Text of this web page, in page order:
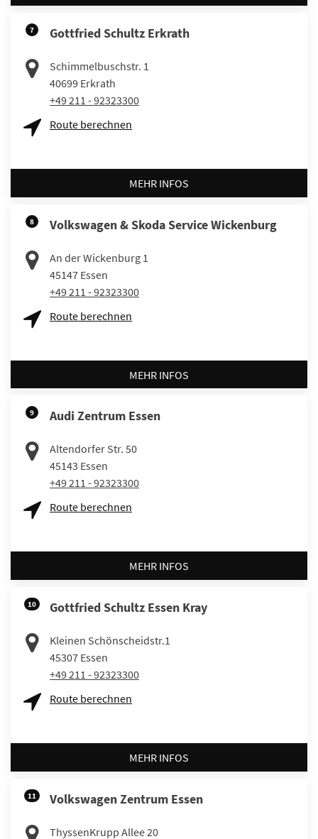
7 Gottfried Schultz Erkrath
Schimmelbuschstr. 1
40699 Erkrath
+49 211 - 92323300
Route berechnen
MEHR INFOS
8 Volkswagen & Skoda Service Wickenburg
An der Wickenburg 1
45147 Essen
+49 211 - 92323300
Route berechnen
MEHR INFOS
9 Audi Zentrum Essen
Altendorfer Str. 50
45143 Essen
+49 211 - 92323300
Route berechnen
MEHR INFOS
10 Gottfried Schultz Essen Kray
Kleinen Schönscheidstr.1
45307 Essen
+49 211 - 92323300
Route berechnen
MEHR INFOS
11 Volkswagen Zentrum Essen
ThyssenKrupp Allee 20